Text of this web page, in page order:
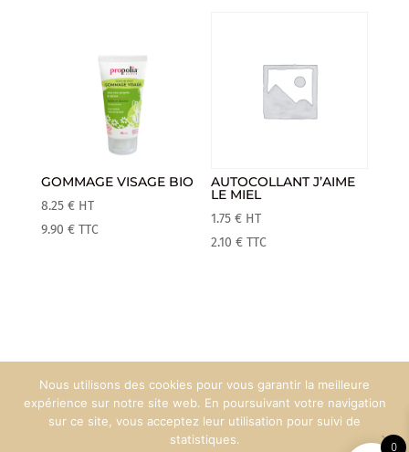
GOMMAGE VISAGE BIO
8.25 € HT
9.90 € TTC
AUTOCOLLANT J’AIME
LE MIEL
1.75€ HT
2.10€ TTC
Mentions Légales Espace Pro
0
Nous utilisons des cookies pour vous garantir la meilleure
expérience sur notre site web. En poursuivant votre navigation
sur ce site, vous acceptez leur utilisation pour suivi de
statistiques.